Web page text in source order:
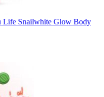
Life Snailwhite Glow Body